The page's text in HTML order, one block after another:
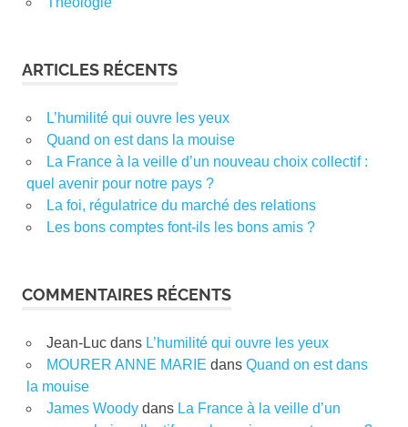
ARTICLES RÉCENTS
L’humilité qui ouvre les yeux
Quand on est dans la mouise
La France à la veille d’un nouveau choix collectif :
quel avenir pour notre pays ?
La foi, régulatrice du marché des relations
Les bons comptes font-ils les bons amis ?
COMMENTAIRES RÉCENTS
Jean-Lucdans L’humilité qui ouvre les yeux
MOURER ANNE MARIE dans Quand on est dans
la mouise
James Woodydans La France à la veille d’un